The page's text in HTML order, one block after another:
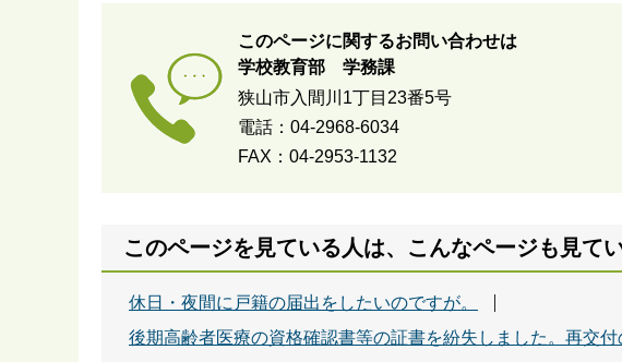
このページに関するお問い合わせは
学校教育部 学務課
狭山市入間川1丁目23番5号
電話：04-2968-6034
FAX：04-2953-1132
このページを見ている人は、こんなページも見て
休日・夜間に戸籍の届出をしたいのですが。
後期高齢者医療の資格確認書等の証書を紛失しました。再交付